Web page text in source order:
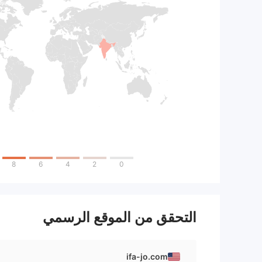
0
2
4
6
8
التحقق من الموقع الرسمي
ifa-jo.com